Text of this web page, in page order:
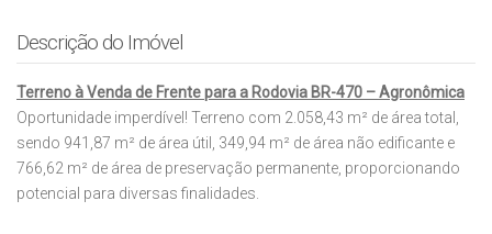
Descrição do Imóvel
Terreno à Venda de Frente para a Rodovia BR-470 – Agronômica
Oportunidade imperdível! Terreno com 2.058,43 m² de área total,
sendo 941,87 m² de área útil, 349,94 m² de área não edificante e
766,62 m² de área de preservação permanente, proporcionando
potencial para diversas finalidades.